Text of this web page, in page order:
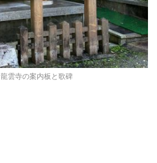
雲寺の案内板と歌碑